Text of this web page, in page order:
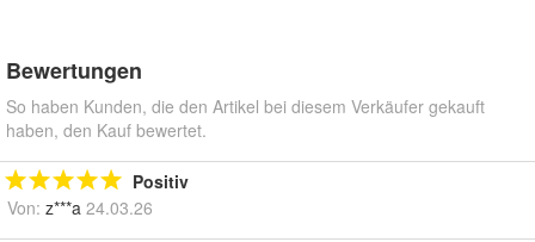
Bewertungen
So haben Kunden, die den Artikel bei diesem Verkäufer gekauft
haben, den Kauf bewertet.
Positiv
Von: z***a 24.03.26